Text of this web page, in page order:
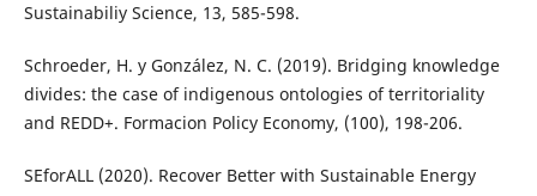
Sustainabiliy Science, 13, 585-598.
Schroeder, H. y González, N. C. (2019). Bridging knowledge
divides: the case of indigenous ontologies of territoriality
and REDD+. Formacion Policy Economy, (100), 198-206.
SEforALL (2020). Recover Better with Sustainable Energy